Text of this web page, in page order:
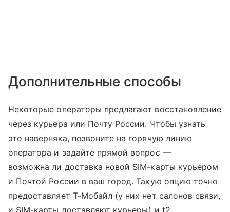
Дополнительные способы
Некоторые операторы предлагают восстановление
через курьера или Почту России. Чтобы узнать
это наверняка, позвоните на горячую линию
оператора и задайте прямой вопрос —
возможна ли доставка новой SIM-карты курьером
и Почтой России в ваш город. Такую опцию точно
предоставляет Т-Мобайл (у них нет салонов связи,
и SIM-карты доставляют курьеры) и t2